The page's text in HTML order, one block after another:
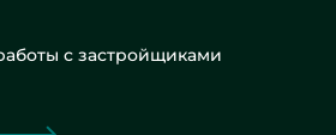
с застройщиками